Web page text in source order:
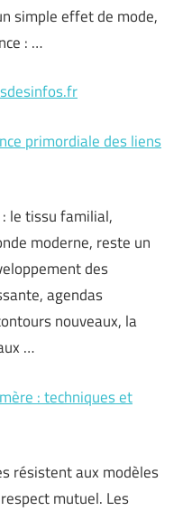
simple effet de mode,
: …
primordiale des liens
le tissu familial,
moderne, reste un
des
agendas
nouveaux, la
…
: techniques et
résistent aux modèles
mutuel. Les